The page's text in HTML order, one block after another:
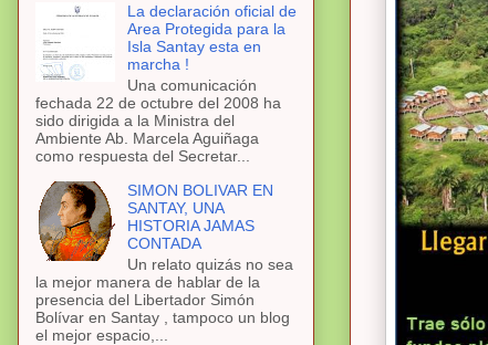
La declaración oficial de
Area Protegida para la
Isla Santay esta en
marcha !
Una comunicación
fechada 22 de octubre del 2008 ha
sido dirigida a la Ministra del
Ambiente Ab. Marcela Aguiñaga
como respuesta del Secretar...
SIMON BOLIVAR EN
SANTAY, UNA
HISTORIA JAMAS
CONTADA
Un relato quizás no sea
la mejor manera de hablar de la
presencia del Libertador Simón
Bolívar en Santay , tampoco un blog
el mejor espacio,...